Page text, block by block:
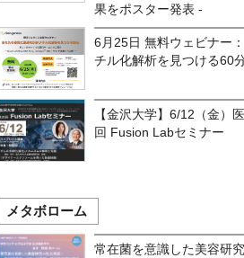
果をポスター発表 -
6月25日 無料ウェビナー
チル化解析を見つける60
【金沢大学】6/12（金）
回 Fusion Labセミナー
メタボローム
常在菌を意識した美容研